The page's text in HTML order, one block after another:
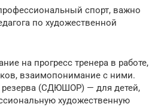
спорт, важно
по художественной
на прогресс тренера в работе,
взаимопонимание с ними.
(СДЮШОР) — для детей,
художественную